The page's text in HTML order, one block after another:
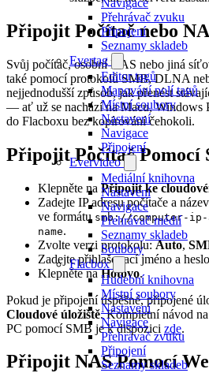
Navigace
Přehrávač zvuku
Připojení
Seznamy skladeb
Evertag
Editor tagů
Mapování polí tagů
Místní soubory
Nastavení
Navigace
Připojení
Evervideo
Mediální knihovna
Nastavení
Navigace
Přehrávač médií
Seznamy skladeb
Soubory
Flacbox
Hudební knihovna
Místní soubory
Nastavení
Navigace
Přehrávač zvuku
Připojení
Seznamy skladeb
Připojit Počítač nebo
Svůj počítač, osobní NAS nebo jiná
také pomocí protokolů SMB, DLNA
nejjednodušší způsob, jak přenést
— ať už se nachází na Macu,
do Flacboxu bez kopírování čehokoli.
Připojit Počítač Pomocí
Klepněte na Připojit ke
Zadejte IP adresu počítače a
ve formátu smb://computer-
name.
Zvolte verzi protokolu:Auto,
Zadejte přihlašovací jméno a
Klepněte naHotovo.
Pokud je připojení úspěšné, připojené
Cloudové úložiště. Kompletní návod
PC pomocí SMB je k dispozici zde.
Připojit NAS Pomocí